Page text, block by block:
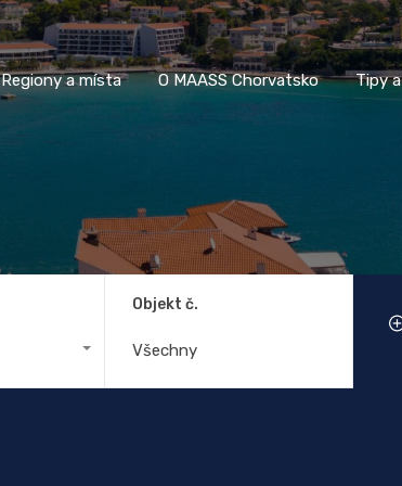
Regiony a místa O MAASS Chorvatsko
Regiony a místa O MAASS Chorvatsko Tipy
Objekt č.